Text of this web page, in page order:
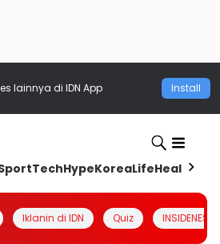
lainnya di IDN App Install
TechHypeKoreaLifeHealth
Iklanin di IDN Quiz INSIDENESIA